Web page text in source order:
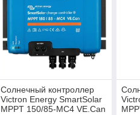
Солнечный контроллер
Victron Energy SmartSolar
MPPT 150/85-MC4 VE.Can